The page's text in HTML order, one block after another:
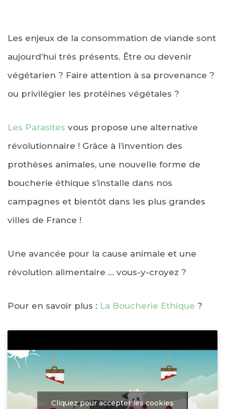
Les enjeux de la consommation de viande sont
aujourd’hui très présents. Être ou devenir
végétarien ? Faire attention à sa provenance ?
ou privilégier les protéines végétales ?
Les Parasites vous propose une alternative
révolutionnaire ! Grâce à l’invention des
prothèses animales, une nouvelle forme de
boucherie éthique s’installe dans nos
campagnes et bientôt dans les plus grandes
villes de France !
Une avancée pour la cause animale et une
révolution alimentaire … vous-y-croyez ?
Pour en savoir plus : La Boucherie Ethique ?
Cliquez pour accepter les cookies